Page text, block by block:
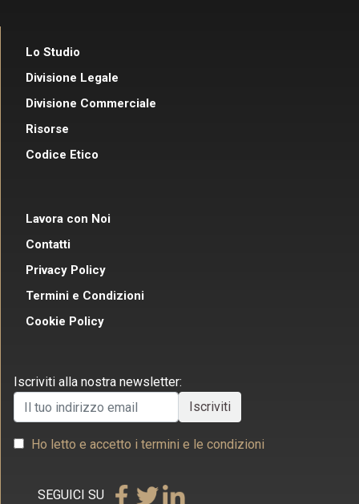
Lo Studio
Divisione Legale
Divisione Commerciale
Risorse
Codice Etico
Lavora con Noi
Contatti
Privacy Policy
Termini e Condizioni
Cookie Policy
Iscriviti alla nostra newsletter:
Ho letto e accetto i termini e le condizioni
SEGUICI SU